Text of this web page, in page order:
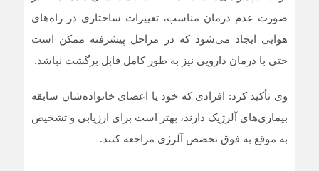
صورت عدم درمان مناسب، تغییرات ساختاری در راه‌های
هوایی ایجاد می‌شود که در مراحل پیشرفته ممکن است
حتی با درمان دارویی نیز به طور کامل قابل برگشت نباشد.
وی تأکید کرد: افرادی که خود یا اعضای خانواده‌شان سابقه
بیماری‌های آلرژیک دارند، بهتر است برای ارزیابی و تشخیص
به‌ موقع به فوق‌ تخصص آلرژی مراجعه کنند.